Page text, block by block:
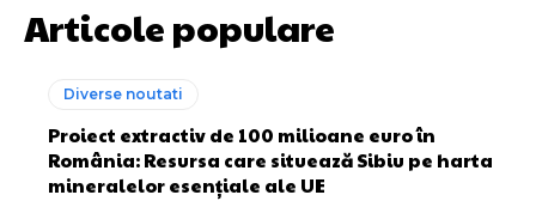
Articole populare
Diverse noutati
Proiect extractiv de 100 milioane euro în
România: Resursa care situează Sibiu pe harta
mineralelor esențiale ale UE